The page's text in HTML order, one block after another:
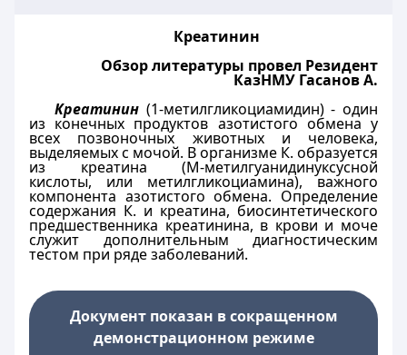
Креатинин
Обзор литературы провел Резидент
КазНМУ Гасанов А.
Креатинин (1-метилгликоциамидин) - один
из конечных продуктов азотистого обмена у
всех позвоночных животных и человека,
выделяемых с мочой. В организме К. образуется
из креатина (М-метилгуанидинуксусной
кислоты, или метилгликоциамина), важного
компонента азотистого обмена. Определение
содержания К. и креатина, биосинтетического
предшественника креатинина, в крови и моче
служит дополнительным диагностическим
тестом при ряде заболеваний.
Документ показан в сокращенном
демонстрационном режиме